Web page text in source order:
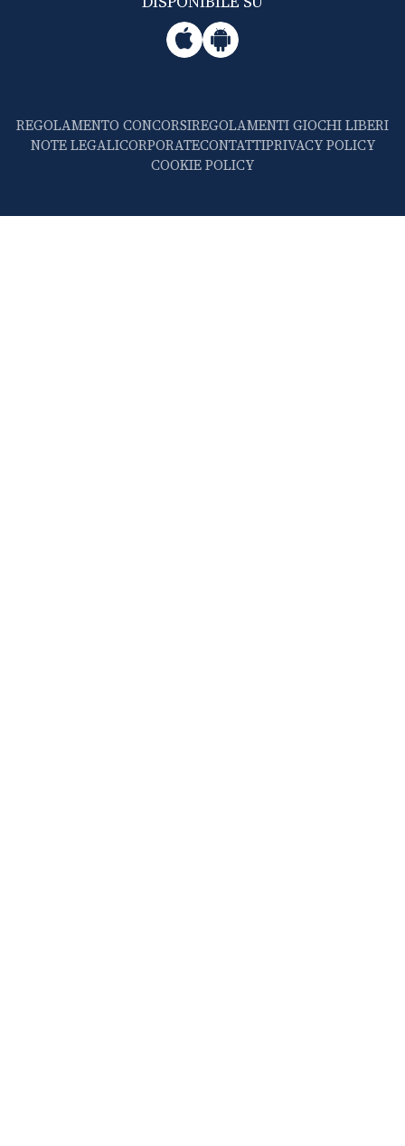
REGOLAMENTO CONCORSIREGOLAMENTI GIOCHI LIBERI
NOTE LEGALICORPORATECONTATTIPRIVACY POLICY
COOKIE POLICY